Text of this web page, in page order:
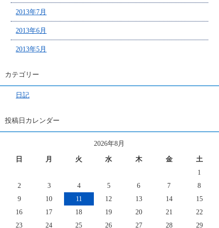
2013年7月
2013年6月
2013年5月
カテゴリー
日記
投稿日カレンダー
2026年8月
日 月 火 水 木 金
土
1
2
3 4 5 6 7
8
9
10 11 12 13 14
15
16
17 18 19 20 21
22
23
24 25 26 27 28 29